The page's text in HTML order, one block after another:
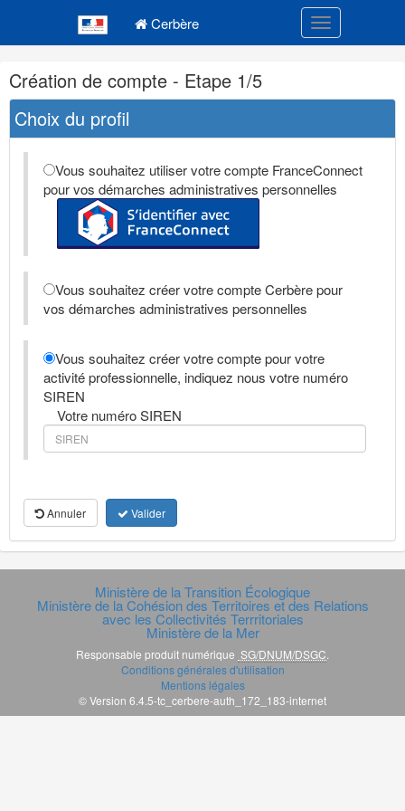
Cerbère Toggle
Navigation
et
outils
annexes
Création de compte - Etape 1/5
Choix du profil
Vous souhaitez utiliser votre compte FranceConnect
pour vos démarches administratives personnelles
Vous souhaitez créer votre compte Cerbère pour
vos démarches administratives personnelles
Vous souhaitez créer votre compte pour votre
activité professionnelle, indiquez nous votre numéro
SIREN
Votre numéro SIREN
Annuler Valider
Ministère de la Transition Écologique
Ministère de la Cohésion des Territoires et des Relations
avec les Collectivités Terrritoriales
Ministère de la Mer
Responsable produit numérique SG/DNUM/DSGC
Conditions générales d'utilisation
Mentions légales
© Version 6.4.5-tc_cerbere-auth_172_183-internet